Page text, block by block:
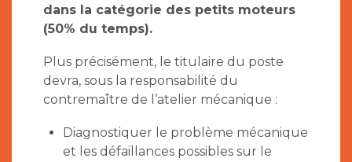
dans la catégorie des petits moteurs
(50% du temps).
Plus précisément, le titulaire du poste
devra, sous la responsabilité du
contremaître de l’atelier mécanique :
Diagnostiquer le problème mécanique
et les défaillances possibles sur le